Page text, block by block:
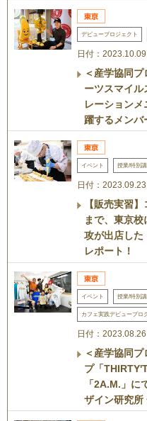
デビュープロジェクト
日付：2023.10.09
＜産学協同
ーツスマイ
レーション
躍するメンバ
イベント 授業/特別
日付：2023.09.23
【販売実習
まで、東京
攻が出店した
レポート！
イベント 授業/特別
カフェ実践デビュープロ
日付：2023.08.26
＜産学協同
プ「
「2A.M.」
ザイン研究所